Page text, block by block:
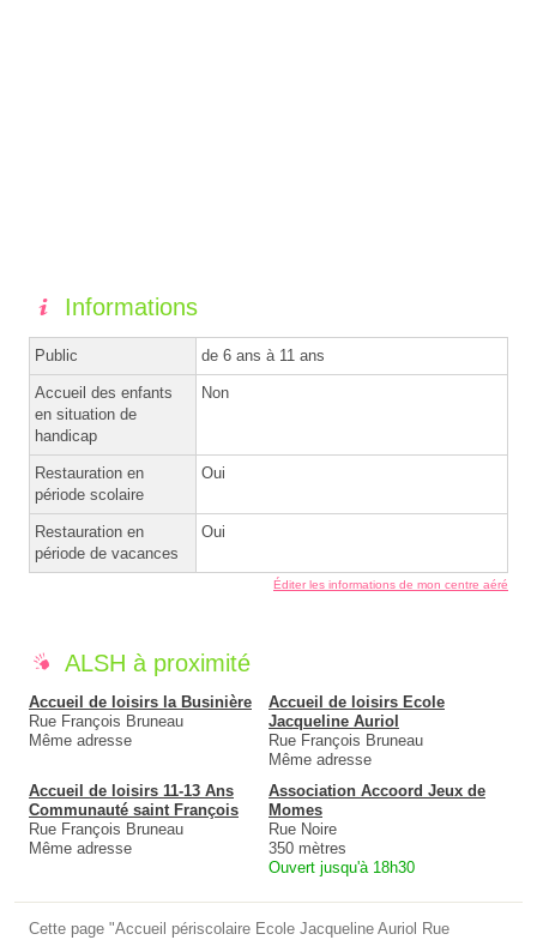
Informations
Public de 6 ans à 11 ans
Accueil des enfants
en situation de
handicap
Non
Restauration en
période scolaire
Oui
Restauration en
période de vacances
Oui
Éditer les informations de mon centre aéré
ALSH à proximité
Accueil de loisirs la Businière
Rue François Bruneau
Même adresse
Accueil de loisirs Ecole
Jacqueline Auriol
Rue François Bruneau
Même adresse
Accueil de loisirs 11-13 Ans
Communauté saint François
Rue François Bruneau
Même adresse
Association Accoord Jeux de
Momes
Rue Noire
350 mètres
Ouvert jusqu'à 18h30
Cette page "Accueil périscolaire Ecole Jacqueline Auriol Rue